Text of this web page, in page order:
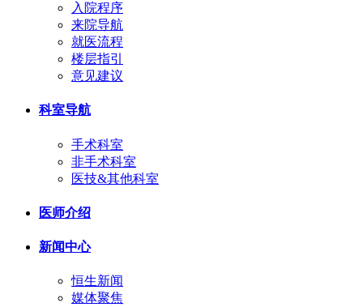
入院程序
来院导航
就医流程
楼层指引
意见建议
科室导航
手术科室
非手术科室
医技&其他科室
医师介绍
新闻中心
恒生新闻
媒体聚焦